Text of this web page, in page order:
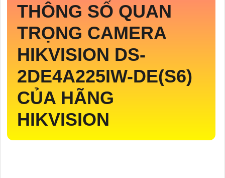
THÔNG SỐ QUAN
TRỌNG CAMERA
HIKVISION DS-
2DE4A225IW-DE(S6)
CỦA HÃNG
HIKVISION